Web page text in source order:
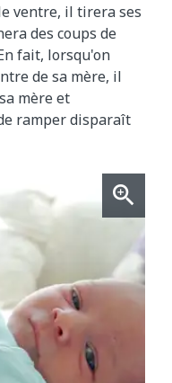
ventre, il tirera ses
des coups de
fait, lorsqu'on
de sa mère, il
mère et
ramper disparaît